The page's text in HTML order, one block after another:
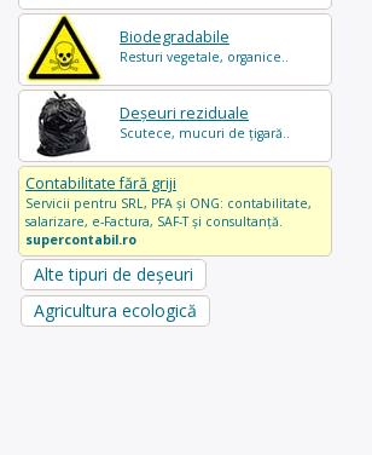
Biodegradabile
Resturi vegetale, organice..
Deșeuri reziduale
Scutece, mucuri de țigară..
Contabilitate fără griji
Servicii pentru SRL, PFA și ONG: contabilitate,
salarizare, e-Factura, SAF-T și consultanță.
supercontabil.ro
Alte tipuri de deșeuri
Agricultura ecologică